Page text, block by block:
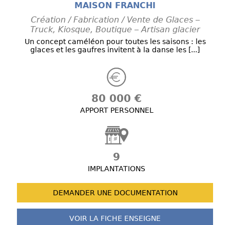
MAISON FRANCHI
Création / Fabrication / Vente de Glaces –
Truck, Kiosque, Boutique – Artisan glacier
Un concept caméléon pour toutes les saisons : les
glaces et les gaufres invitent à la danse les [...]
80 000 €
APPORT PERSONNEL
9
IMPLANTATIONS
DEMANDER UNE DOCUMENTATION
VOIR LA FICHE ENSEIGNE